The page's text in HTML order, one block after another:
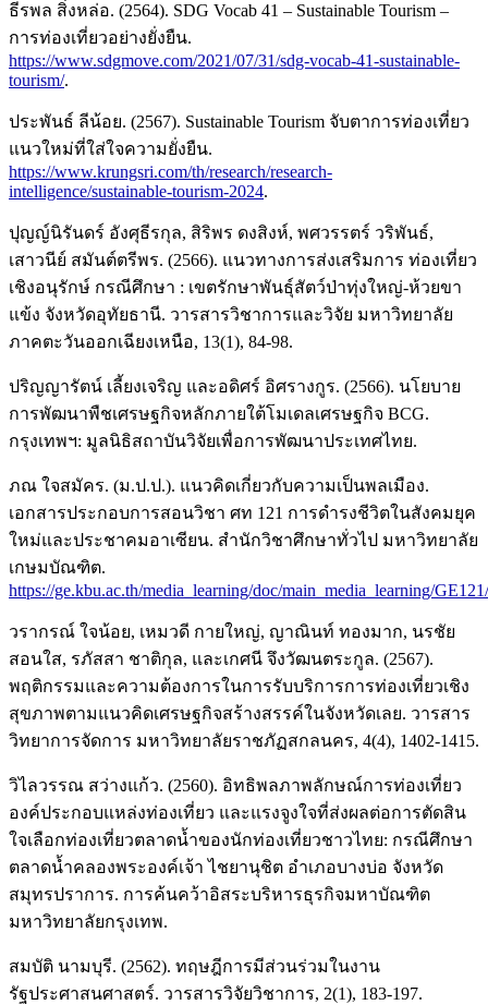
ธีรพล สิ่งหล่อ. (2564). SDG Vocab 41 – Sustainable Tourism –
การท่องเที่ยวอย่างยั่งยืน.
https://www.sdgmove.com/2021/07/31/sdg-vocab-41-sustainable-
tourism/.
ประพันธ์ ลีน้อย. (2567). Sustainable Tourism จับตาการท่องเที่ยว
แนวใหม่ที่ใส่ใจความยั่งยืน.
https://www.krungsri.com/th/research/research-
intelligence/sustainable-tourism-2024.
ปุญญ์นิรันดร์ อังศุธีรกุล, สิริพร ดงสิงห์, พศวรรตร์ วริพันธ์,
เสาวนีย์ สมันต์ตรีพร. (2566). แนวทางการส่งเสริมการ ท่องเที่ยว
เชิงอนุรักษ์ กรณีศึกษา : เขตรักษาพันธุ์สัตว์ป่าทุ่งใหญ่-ห้วยขา
แข้ง จังหวัดอุทัยธานี. วารสารวิชาการและวิจัย มหาวิทยาลัย
ภาคตะวันออกเฉียงเหนือ, 13(1), 84-98.
ปริญญารัตน์ เลี้ยงเจริญ และอดิศร์ อิศรางกูร. (2566). นโยบาย
การพัฒนาพืชเศรษฐกิจหลักภายใต้โมเดลเศรษฐกิจ BCG.
กรุงเทพฯ: มูลนิธิสถาบันวิจัยเพื่อการพัฒนาประเทศไทย.
ภณ ใจสมัคร. (ม.ป.ป.). แนวคิดเกี่ยวกับความเป็นพลเมือง.
เอกสารประกอบการสอนวิชา ศท 121 การดำรงชีวิตในสังคมยุค
ใหม่และประชาคมอาเซียน. สำนักวิชาศึกษาทั่วไป มหาวิทยาลัย
เกษมบัณฑิต.
https://ge.kbu.ac.th/media_learning/doc/main_media_learning/
วรากรณ์ ใจน้อย, เหมวดี กายใหญ่, ญาณินท์ ทองมาก, นรชัย
สอนใส, รภัสสา ชาติกุล, และเกศนี จึงวัฒนตระกูล. (2567).
พฤติกรรมและความต้องการในการรับบริการการท่องเที่ยวเชิง
สุขภาพตามแนวคิดเศรษฐกิจสร้างสรรค์ในจังหวัดเลย. วารสาร
วิทยาการจัดการ มหาวิทยาลัยราชภัฏสกลนคร, 4(4), 1402-1415.
วิไลวรรณ สว่างแก้ว. (2560). อิทธิพลภาพลักษณ์การท่องเที่ยว
องค์ประกอบแหล่งท่องเที่ยว และแรงจูงใจที่ส่งผลต่อการตัดสิน
ใจเลือกท่องเที่ยวตลาดน้ำของนักท่องเที่ยวชาวไทย: กรณีศึกษา
ตลาดน้ำคลองพระองค์เจ้า ไชยานุชิต อำเภอบางบ่อ จังหวัด
สมุทรปราการ. การค้นคว้าอิสระบริหารธุรกิจมหาบัณฑิต
มหาวิทยาลัยกรุงเทพ.
สมบัติ นามบุรี. (2562). ทฤษฎีการมีส่วนร่วมในงาน
รัฐประศาสนศาสตร์. วารสารวิจัยวิชาการ, 2(1), 183-197.